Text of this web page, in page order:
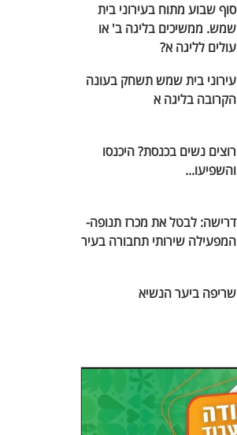
סוף שבוע מתוח בעירוני בית
שמש. ממשיכים בליגה ב' או
עולים לליגה א?
עירוני בית שמש תשחק בעונה
הקרובה בליגה א
רוצים נשים בכנסת? היכנסו
והשפיעו...
דרישה: לבטל את מכרז תנופה-
המפעילה שירותי תחבורה בעיר
שריפה ביער הנשיא